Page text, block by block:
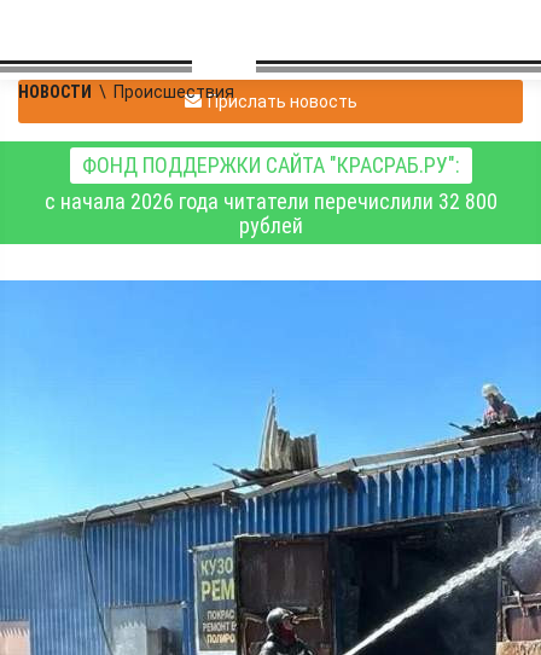
НОВОСТИ \ ПроисшествияПрислать новость
ФОНД ПОДДЕРЖКИ САЙТА "КРАСРАБ.РУ":
с начала 2026 года читатели перечислили 32 800
рублей
потушили 22 пожара
Происшествия
07.06.2026 10:04
526